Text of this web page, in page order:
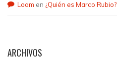
Loam en ¿Quién es Marco Rubio?
ARCHIVOS